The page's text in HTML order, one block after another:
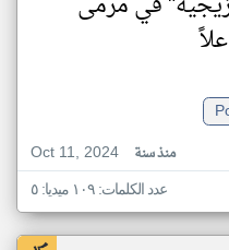
Oct 11, 2024
منذ سنة
عدد الكلمات: ١٠٩ ميديا: ٥